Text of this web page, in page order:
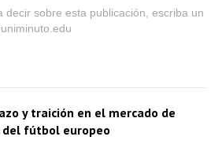
decir sobre esta publicación, escriba un
y traición en el mercado de
del fútbol europeo